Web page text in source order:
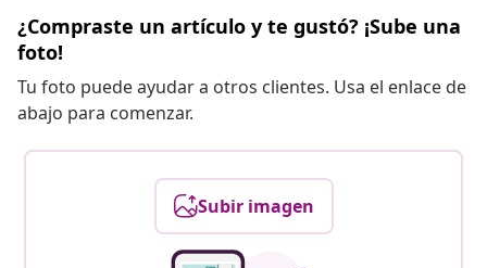
¿Compraste un artículo y te gustó? ¡Sube una
foto!
Tu foto puede ayudar a otros clientes. Usa el enlace de
abajo para comenzar.
Subir imagen